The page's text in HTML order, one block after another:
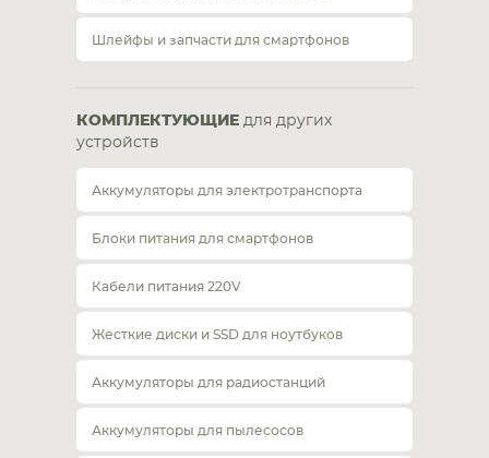
Шлейфы и запчасти для смартфонов
КОМПЛЕКТУЮЩИЕ для других
устройств
Аккумуляторы для электротранспорта
Блоки питания для смартфонов
Кабели питания 220V
Жесткие диски и SSD для ноутбуков
Аккумуляторы для радиостанций
Аккумуляторы для пылесосов